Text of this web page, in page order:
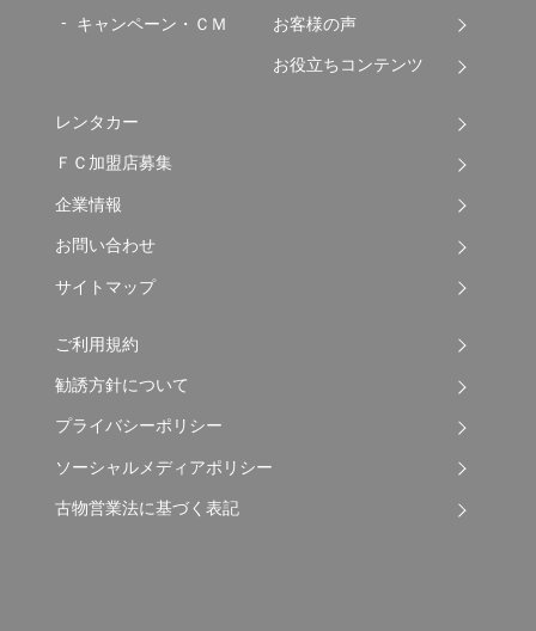
キャンペーン・ＣＭ お客様の声
お役立ちコンテンツ
レンタカー
ＦＣ加盟店募集
企業情報
お問い合わせ
サイトマップ
ご利用規約
勧誘方針について
プライバシーポリシー
ソーシャルメディアポリシー
古物営業法に基づく表記